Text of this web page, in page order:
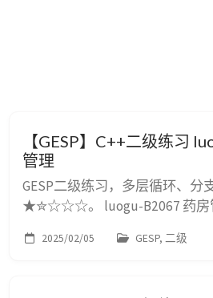
【GESP】C++二级练习
管理
GESP二级练习，多层循环、分
★✮☆☆☆。 luogu-B2067 药房
房的管理员希望使用计算机来
2025/02/05 GESP, 二级